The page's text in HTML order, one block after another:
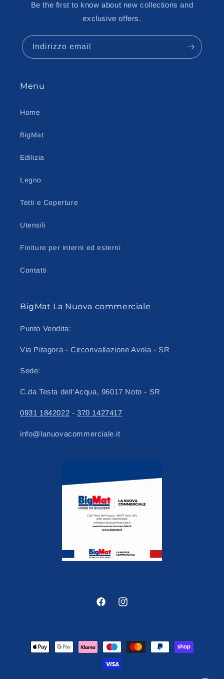
Be the first to know about new collections and
exclusive offers.
Indirizzo email
Menu
Home
BigMat
Edilizia
Legno
Tetti e Coperture
Utensili
Finiture per interni ed esterni
Contatti
BigMat La Nuova commerciale
Punto Vendita:
Via Pitagora - Circonvallazione Avola - SR
Sede:
C.da Testa dell'Acqua, 96017 Noto - SR
0931 1842022 -370 1427417
info@lanuovacommerciale.it
FacebookInstagram
Metodi